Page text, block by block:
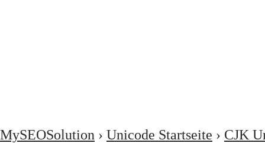
MySEOSolution › Unicode Startseite › CJK